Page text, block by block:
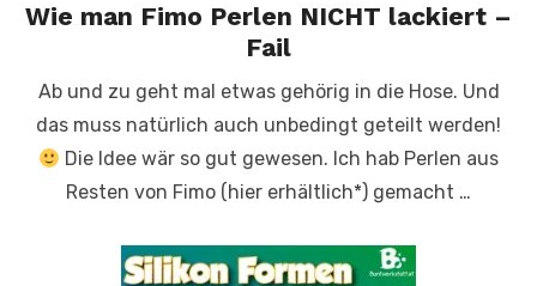
Wie man Fimo Perlen NICHT lackiert –
Fail
Ab und zu geht mal etwas gehörig in die Hose. Und
das muss natürlich auch unbedingt geteilt werden!
Die Idee wär so gut gewesen. Ich hab Perlen aus
Resten von Fimo (hier erhältlich*) gemacht …